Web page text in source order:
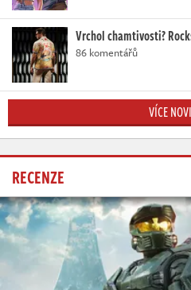
Vrchol chamtivosti?
86 komentářů
VÍCE
RECENZE